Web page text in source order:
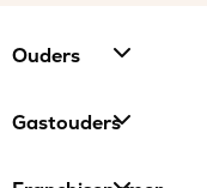
Ouders
Gastouders